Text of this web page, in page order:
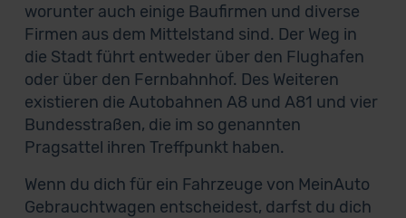
worunter auch einige Baufirmen und diverse
Firmen aus dem Mittelstand sind. Der Weg in
die Stadt führt entweder über den Flughafen
oder über den Fernbahnhof. Des Weiteren
existieren die Autobahnen A8 und A81 und vier
Bundesstraßen, die im so genannten
Pragsattel ihren Treffpunkt haben.
Wenn du dich für ein Fahrzeuge von MeinAuto
Gebrauchtwagen entscheidest, darfst du dich